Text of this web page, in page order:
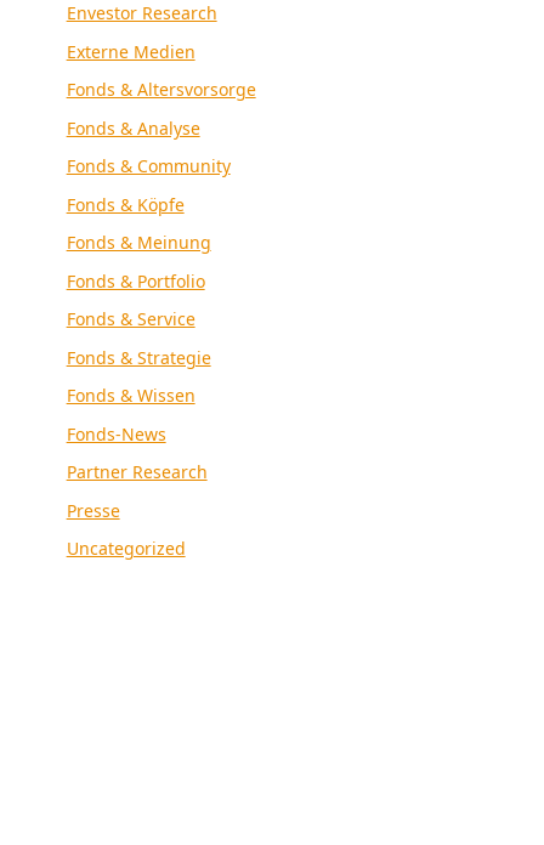
Envestor Research
Externe Medien
Fonds & Altersvorsorge
Fonds & Analyse
Fonds & Community
Fonds & Köpfe
Fonds & Meinung
Fonds & Portfolio
Fonds & Service
Fonds & Strategie
Fonds & Wissen
Fonds-News
Partner Research
Presse
Uncategorized